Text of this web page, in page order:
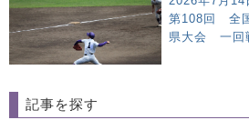
第108回 全
県大会 一回
記事を探す